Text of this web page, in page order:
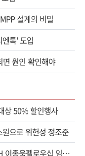
설계의 비밀
톡' 도입
면 원인 확인해야
상 50% 할인행사
으로 위헌성 정조준
로우십 임상연수' 시작